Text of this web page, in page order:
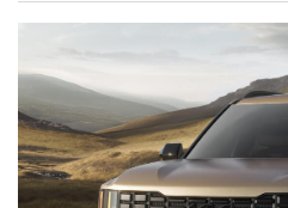
שההמלצה לא תתקבל